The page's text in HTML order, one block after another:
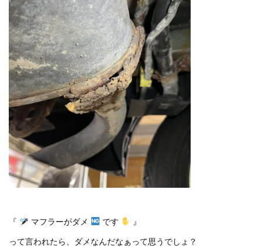
『 マフラーがダメ です
』
って言われたら、ダメなんだなぁって思うでしょ？